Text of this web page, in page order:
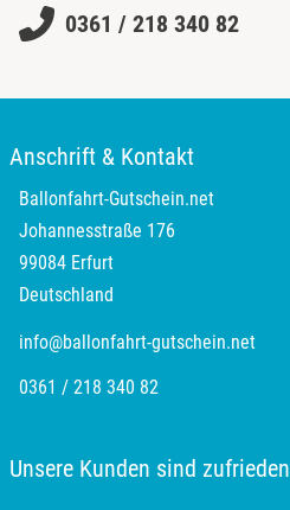
0361 / 218 340 82
Anschrift & Kontakt
Ballonfahrt-Gutschein.net
Johannesstraße 176
99084 Erfurt
Deutschland
info@ballonfahrt-gutschein.net
0361 / 218 340 82
Unsere Kunden sind zufrieden